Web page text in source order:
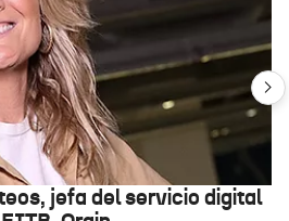
jefa del servicio digital